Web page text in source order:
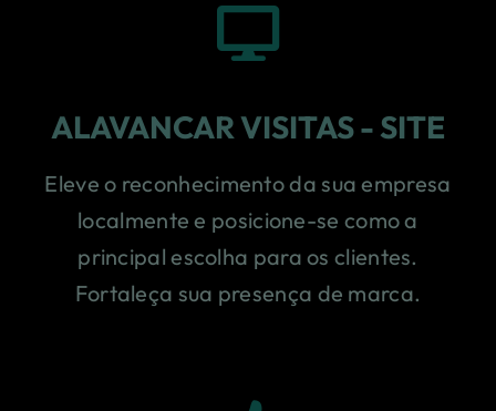
ALAVANCAR VISITAS - SITE
Eleve o reconhecimento da sua empresa
localmente e posicione-se como a
principal escolha para os clientes.
Fortaleça sua presença de marca.